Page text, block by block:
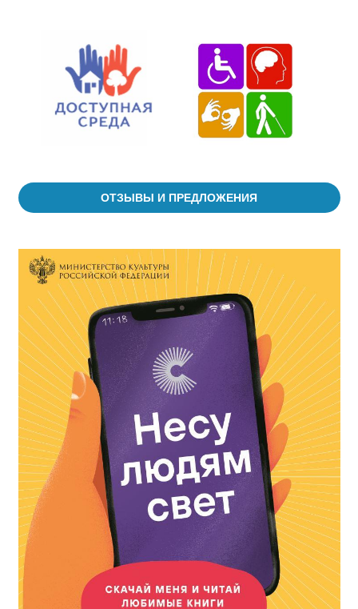
ОТЗЫВЫ И ПРЕДЛОЖЕНИЯ